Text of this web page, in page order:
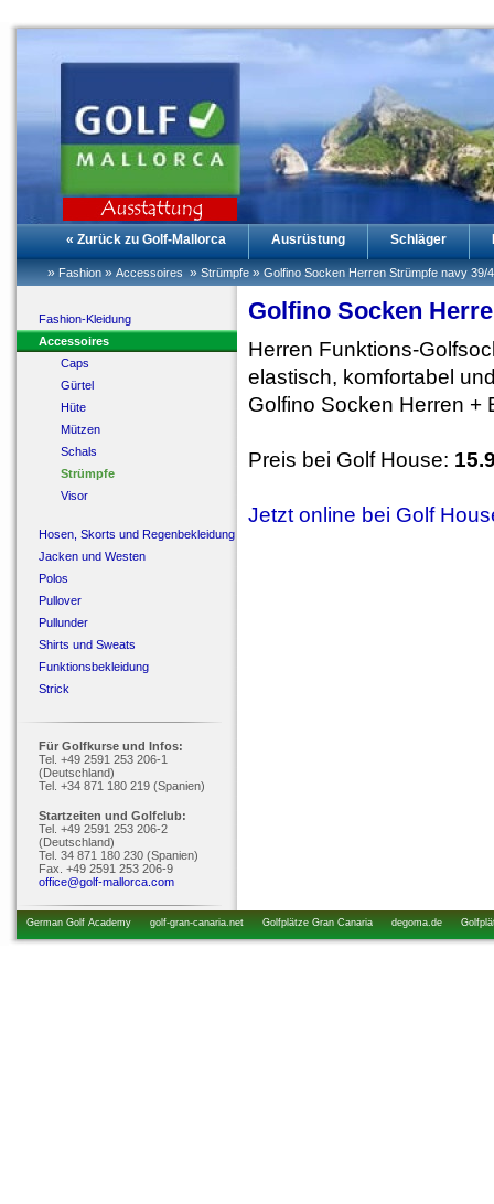
« Zurück zu Golf-Mallorca Ausrüstung Schläger
» Fashion » Accessoires » Strümpfe » Golfino Socken Herren Strümpfe navy 39/
Fashion-Kleidung
Accessoires
Caps
Gürtel
Hüte
Mützen
Schals
Strümpfe
Visor
Hosen, Skorts und Regenbekleidung
Jacken und Westen
Polos
Pullover
Pullunder
Shirts und Sweats
Funktionsbekleidung
Strick
Für Golfkurse und Infos:
Tel. +49 2591 253 206-1
(Deutschland)
Tel. +34 871 180 219 (Spanien)
Startzeiten und Golfclub:
Tel. +49 2591 253 206-2
(Deutschland)
Tel. 34 871 180 230 (Spanien)
Fax. +49 2591 253 206-9
office@golf-mallorca.com
Golfino Socken
Herren Funktions-
elastisch, komfortabel
Golfino Socken Herren +
Preis bei Golf House:
Jetzt online bei Golf
German Golf Academy golf-gran-canaria.net Golfplätze Gran Canaria degoma.de
startzeiten.de golfkurs-urlaub.de